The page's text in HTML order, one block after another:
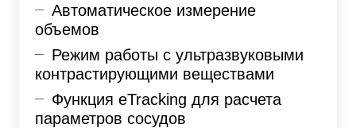
Автоматическое измерение
объемов
Режим работы с ультразвуковыми
контрастирующими веществами
Функция eTracking для расчета
параметров сосудов